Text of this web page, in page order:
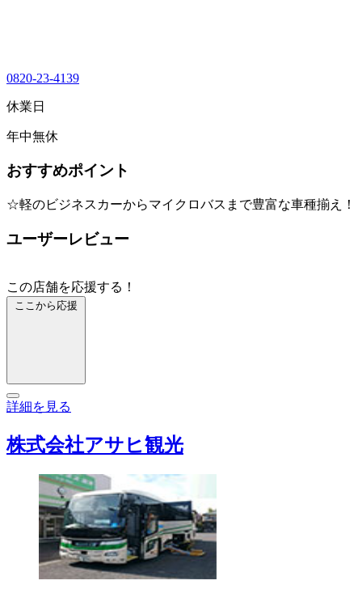
0820-23-4139
休業日
年中無休
おすすめポイント
☆軽のビジネスカーからマイクロバスまで豊富な車種揃え！
ユーザーレビュー
この店舗を応援する！
ここから応援
詳細を見る
株式会社アサヒ観光